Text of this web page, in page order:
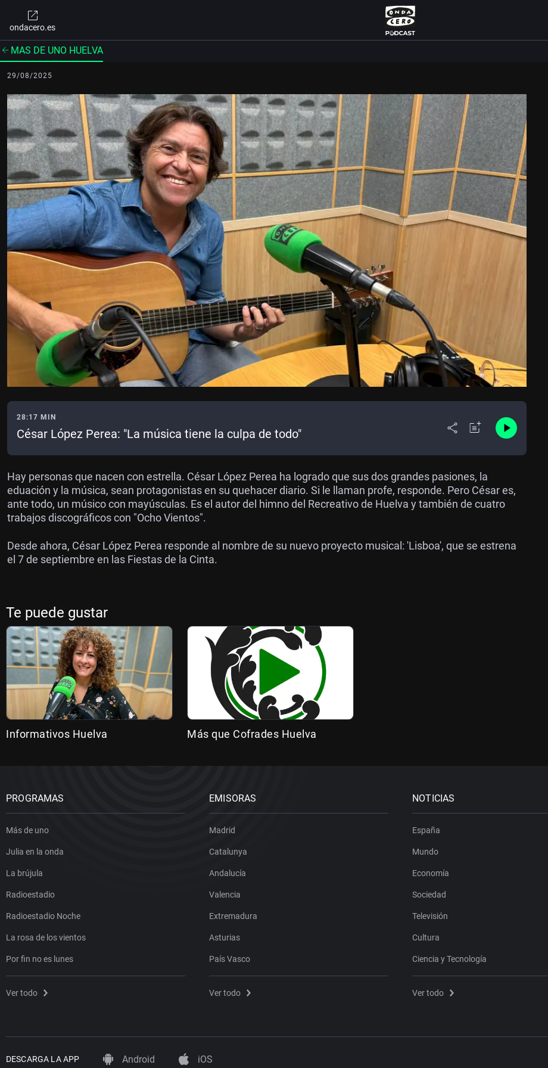
ondacero.es
MAS DE UNO HUELVA
29/08/2025
28:17 MIN
César López Perea: "La música tiene la culpa de todo"
Hay personas que nacen con estrella. César López Perea ha logrado que sus dos grandes pasiones, la
eduación y la música, sean protagonistas en su quehacer diario. Si le llaman profe, responde. Pero César es,
ante todo, un músico con mayúsculas. Es el autor del himno del Recreativo de Huelva y también de cuatro
trabajos discográficos con "Ocho Vientos".
Desde ahora, César López Perea responde al nombre de su nuevo proyecto musical: 'Lisboa', que se estrena
el 7 de septiembre en las Fiestas de la Cinta.
Te puede gustar
Informativos Huelva Más que Cofrades Huelva
PROGRAMAS
Más de uno
Julia en la onda
La brújula
Radioestadio
Radioestadio Noche
La rosa de los vientos
Por fin no es lunes
Ver todo
EMISORAS
Madrid
Catalunya
Andalucía
Valencia
Extremadura
Asturias
País Vasco
Ver todo
NOTICIAS
España
Mundo
Economía
Sociedad
Televisión
Cultura
Ciencia y Tecnología
Ver todo
DESCARGA LA APP Android iOS